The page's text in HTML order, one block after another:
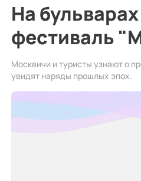
На
фестиваль
Москвичи и туристы узнают о
увидят наряды прошлых эпох.